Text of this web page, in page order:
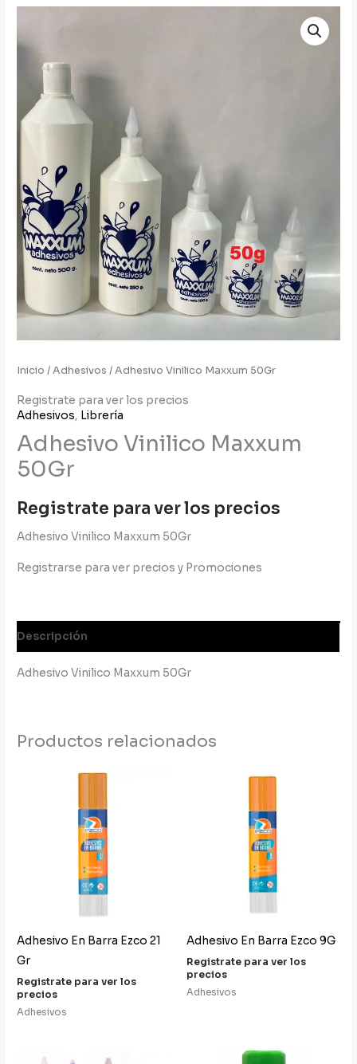
Inicio /Adhesivos / Adhesivo Vinilico Maxxum 50Gr
Registrate para ver los precios
Adhesivos, Librería
Adhesivo Vinilico Maxxum
50Gr
Registrate para ver los precios
Adhesivo Vinilico Maxxum 50Gr
Registrarse para ver precios y Promociones
Descripción
Adhesivo Vinilico Maxxum 50Gr
Productos relacionados
Adhesivo En Barra Ezco 21
Gr
Registrate para ver los
precios
Adhesivos
Adhesivo En Barra Ezco 9G
Registrate para ver los
precios
Adhesivos